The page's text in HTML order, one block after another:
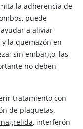
la adherencia de
puede
a aliviar
la quemazón en
sin embargo, las
no deben
tratamiento con
de plaquetas.
, interferón